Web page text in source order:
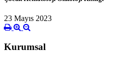
23 Mayıs 2023
Kurumsal